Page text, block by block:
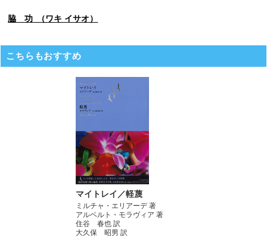
脇 功 （ワキ イサオ）
こちらもおすすめ
マイトレイ／軽蔑
ミルチャ・エリアーデ 著
アルベルト・モラヴィア 著
住谷 春也 訳
大久保 昭男 訳